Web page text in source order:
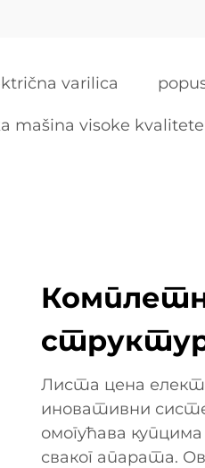
varilica
mašina visoke kvalitete
Листа цена
иновативни
омогућава
сваког апарата.